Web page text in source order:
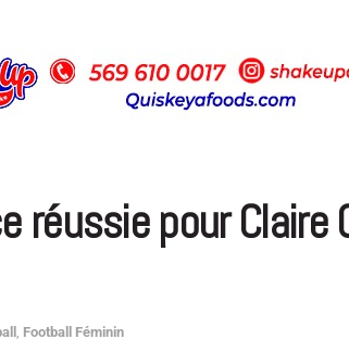
réussie pour
Football Féminin